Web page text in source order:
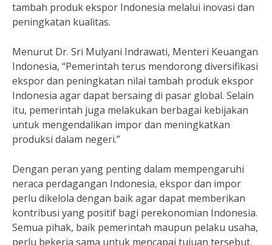
tambah produk ekspor Indonesia melalui inovasi dan
peningkatan kualitas.
Menurut Dr. Sri Mulyani Indrawati, Menteri Keuangan
Indonesia, “Pemerintah terus mendorong diversifikasi
ekspor dan peningkatan nilai tambah produk ekspor
Indonesia agar dapat bersaing di pasar global. Selain
itu, pemerintah juga melakukan berbagai kebijakan
untuk mengendalikan impor dan meningkatkan
produksi dalam negeri.”
Dengan peran yang penting dalam mempengaruhi
neraca perdagangan Indonesia, ekspor dan impor
perlu dikelola dengan baik agar dapat memberikan
kontribusi yang positif bagi perekonomian Indonesia.
Semua pihak, baik pemerintah maupun pelaku usaha,
perlu bekerja sama untuk mencapai tujuan tersebut.